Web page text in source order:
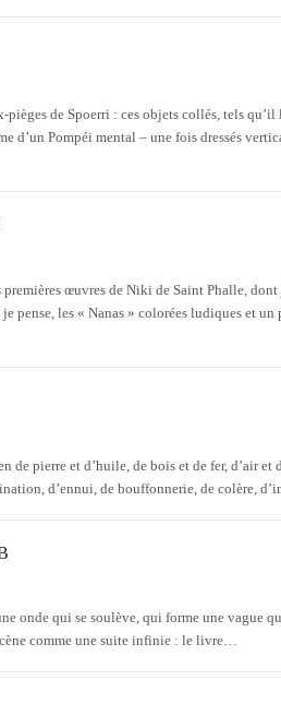
de Spoerri : ces objets collés, tels qu’il
d’un Pompéi mental – une fois dressés
œuvres de Niki de Saint Phalle,
pense, les « Nanas » colorées ludiques et un
de pierre et d’huile, de bois et de fer, d’air et
d’ennui, de bouffonnerie, de colère,
onde qui se soulève, qui forme une vague
comme une suite infinie : le livre…